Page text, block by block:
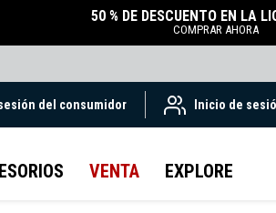
50 % DE DESCUENTO EN LA
COMPRAR AHORA
del consumidor Inicio de
VENTA EXPLORE